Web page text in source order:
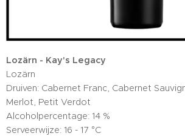
Lozärn - Kay's Legacy
Lozärn
Druiven: Cabernet Franc, Cabernet
Merlot, Petit Verdot
Alcoholpercentage: 14 %
Serveerwijze: 16 - 17 °C